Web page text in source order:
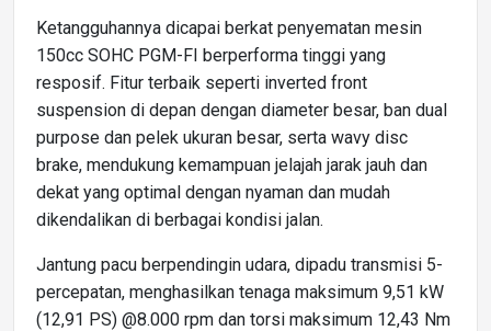
Ketangguhannya dicapai berkat penyematan mesin
150cc SOHC PGM-FI berperforma tinggi yang
resposif. Fitur terbaik seperti inverted front
suspension di depan dengan diameter besar, ban dual
purpose dan pelek ukuran besar, serta wavy disc
brake, mendukung kemampuan jelajah jarak jauh dan
dekat yang optimal dengan nyaman dan mudah
dikendalikan di berbagai kondisi jalan.
Jantung pacu berpendingin udara, dipadu transmisi 5-
percepatan, menghasilkan tenaga maksimum 9,51 kW
(12,91 PS) @8.000 rpm dan torsi maksimum 12,43 Nm